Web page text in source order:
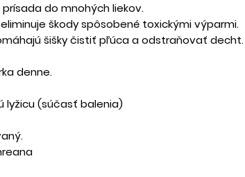
do mnohých liekov.
škody spôsobené toxickými výparmi.
šišky čistiť pľúca a odstraňovať decht.
denne.
lyžicu (súčasť balenia)